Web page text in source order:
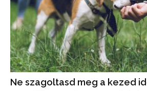
Ne szagoltasd meg a kezed